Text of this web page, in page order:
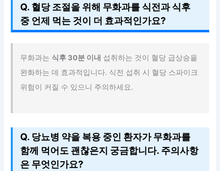
Q. 혈당 조절을 위해 무화과를 식전과 식후
중 언제 먹는 것이 더 효과적인가요?
무화과는 식후 30분 이내 섭취하는 것이 혈당 급상승을
완화하는 데 효과적입니다. 식전 섭취 시 혈당 스파이크
위험이 커질 수 있으니 주의하세요.
Q. 당뇨병 약을 복용 중인 환자가 무화과를
함께 먹어도 괜찮은지 궁금합니다. 주의사항
은 무엇인가요?